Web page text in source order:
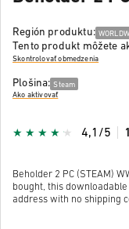
Región produktu:
Tento produkt môžete
Skontrolovať obmedzenia
Plošina: Steam
Ako aktivovať
4,1/5
Beholder 2 PC (STEAM)
bought, this
address with no shipping